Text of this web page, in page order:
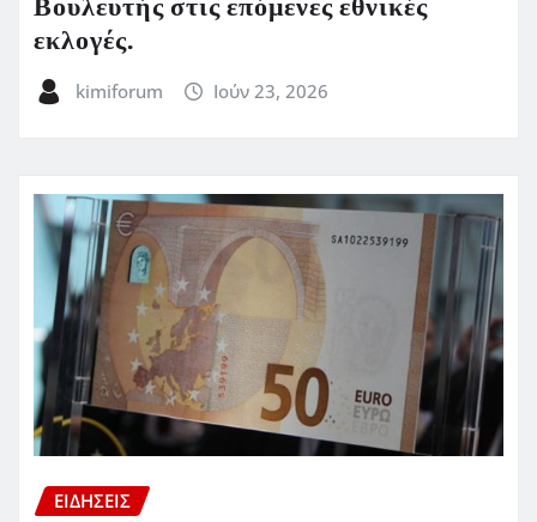
Βουλευτής στις επόμενες εθνικές
εκλογές.
kimiforum Ιούν 23, 2026
ΕΙΔΗΣΕΙΣ